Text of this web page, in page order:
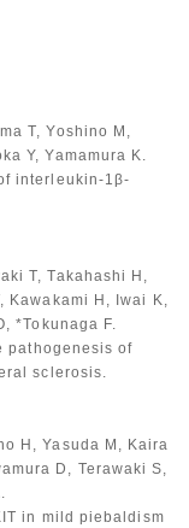
T, Yoshino M,
Y, Yamamura K.
interleukin-1β-
T, Takahashi H,
Kawakami H, Iwai K,
*Tokunaga F.
pathogenesis of
sclerosis.
H, Yasuda M, Kaira
D, Terawaki S,
in mild piebaldism